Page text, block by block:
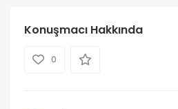
Konuşmacı Hakkında
0